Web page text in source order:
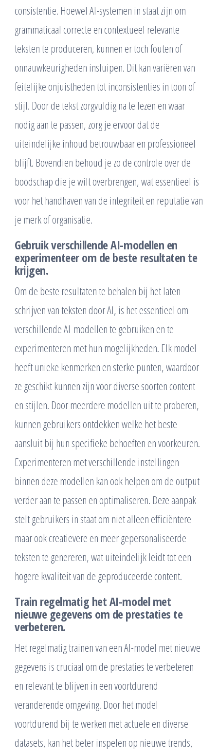
consistentie. Hoewel AI-systemen in staat zijn om
grammaticaal correcte en contextueel relevante
teksten te produceren, kunnen er toch fouten of
onnauwkeurigheden insluipen. Dit kan variëren van
feitelijke onjuistheden tot inconsistenties in toon of
stijl. Door de tekst zorgvuldig na te lezen en waar
nodig aan te passen, zorg je ervoor dat de
uiteindelijke inhoud betrouwbaar en professioneel
blijft. Bovendien behoud je zo de controle over de
boodschap die je wilt overbrengen, wat essentieel is
voor het handhaven van de integriteit en reputatie van
je merk of organisatie.
Gebruik verschillende AI-modellen en
experimenteer om de beste resultaten te
krijgen.
Om de beste resultaten te behalen bij het laten
schrijven van teksten door AI, is het essentieel om
verschillende AI-modellen te gebruiken en te
experimenteren met hun mogelijkheden. Elk model
heeft unieke kenmerken en sterke punten, waardoor
ze geschikt kunnen zijn voor diverse soorten content
en stijlen. Door meerdere modellen uit te proberen,
kunnen gebruikers ontdekken welke het beste
aansluit bij hun specifieke behoeften en voorkeuren.
Experimenteren met verschillende instellingen
binnen deze modellen kan ook helpen om de output
verder aan te passen en optimaliseren. Deze aanpak
stelt gebruikers in staat om niet alleen efficiëntere
maar ook creatievere en meer gepersonaliseerde
teksten te genereren, wat uiteindelijk leidt tot een
hogere kwaliteit van de geproduceerde content.
Train regelmatig het AI-model met
nieuwe gegevens om de prestaties te
verbeteren.
Het regelmatig trainen van een AI-model met nieuwe
gegevens is cruciaal om de prestaties te verbeteren
en relevant te blijven in een voortdurend
veranderende omgeving. Door het model
voortdurend bij te werken met actuele en diverse
datasets, kan het beter inspelen op nieuwe trends,